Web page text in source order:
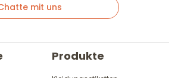
mit uns
Produkte